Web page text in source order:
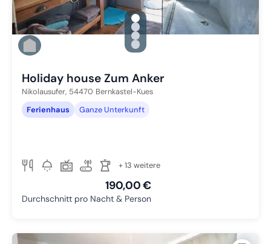
gallery.slide_selector
Zu Slide 1 wechseln
Zu Slide 2 wechseln
Zu Slide 3 wechseln
Zu Slide 4 wechseln
Holiday house Zum Anker
Nikolausufer, 54470 Bernkastel-Kues
Ferienhaus
Ganze Unterkunft
+ 13 weitere
190,00 €
Durchschnitt pro Nacht & Person